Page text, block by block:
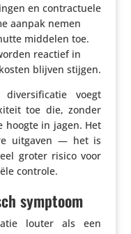
en contrac­tuele
aanpak nemen
middelen toe.
reactief in
blijven stijgen.
voegt
toe die, zonder
hoogte in jagen. Het
uitgaven — het is
groter risico voor
controle.
symptoom
louter als een